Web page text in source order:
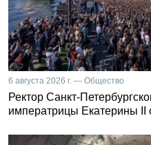
6 августа 2026 г. — Общество
Ректор Санкт-
императрицы Екатерины II